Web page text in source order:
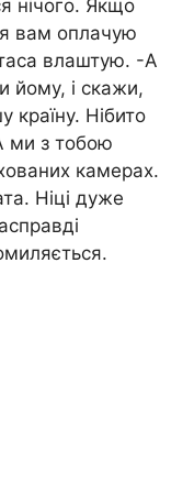
нічого. Якщо
вам оплачую
влаштую. -А
йому, і скажи,
країну. Нібито
ми з тобою
камерах.
Ніці дуже